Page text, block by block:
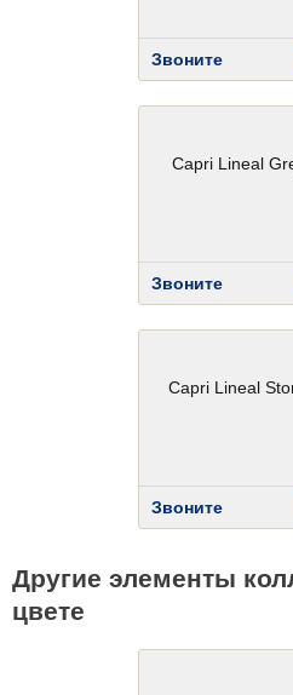
Звоните
Capri Lineal
Звоните
Capri Lineal
Звоните
Другие элементы
цвете